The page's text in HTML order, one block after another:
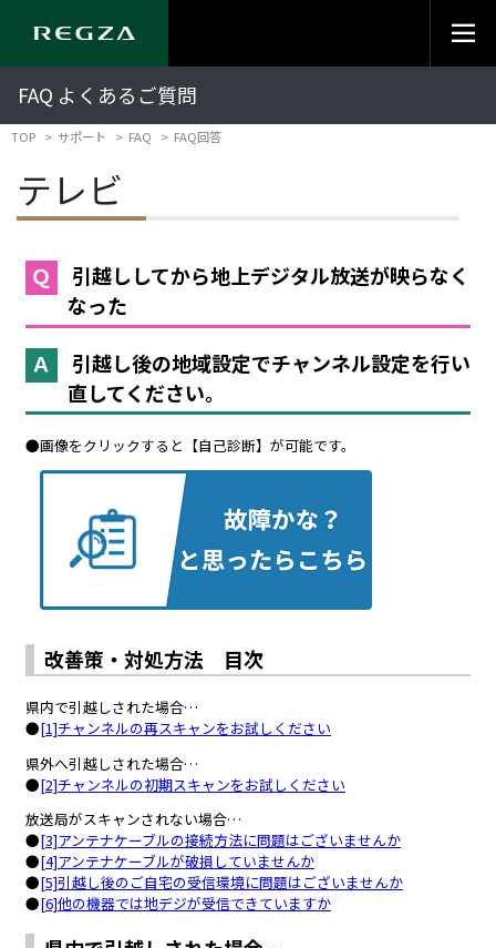
FAQ よくあるご質問
TOP サポート FAQ FAQ回答
テレビ